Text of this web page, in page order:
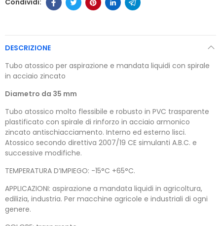
DESCRIZIONE
Tubo atossico per aspirazione e mandata liquidi con spirale
in acciaio zincato
Diametro da 35 mm
Tubo atossico molto flessibile e robusto in PVC trasparente
plastificato con spirale di rinforzo in acciaio armonico
zincato antischiacciamento. Interno ed esterno lisci.
Atossico secondo direttiva 2007/19 CE simulanti A.B.C. e
successive modifiche.
TEMPERATURA D’IMPIEGO: -15°C +65°C.
APPLICAZIONI: aspirazione a mandata liquidi in agricoltura,
edilizia, industria. Per macchine agricole e industriali di ogni
genere.